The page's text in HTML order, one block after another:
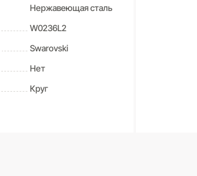
Нержавеющая сталь
W0236L2
Swarovski
Нет
Круг